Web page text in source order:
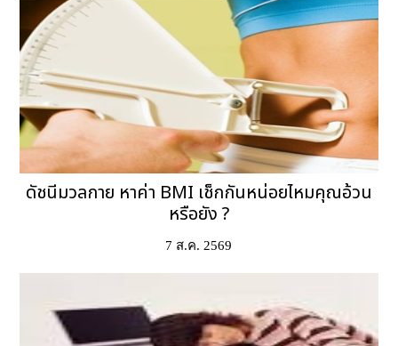
ดัชนีมวลกาย หาค่า BMI เช็กกันหน่อยไหมคุณอ้วน
หรือยัง ?
7 ส.ค. 2569